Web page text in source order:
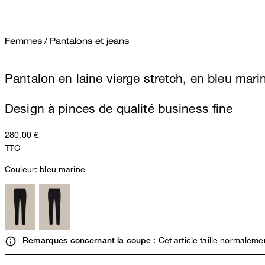
Femmes / Pantalons et jeans
Pantalon en laine vierge stretch, en bleu
Design à pinces de qualité business fine
280,00 €
TTC
Couleur: bleu marine
Remarques concernant la coupe : Cet article taille